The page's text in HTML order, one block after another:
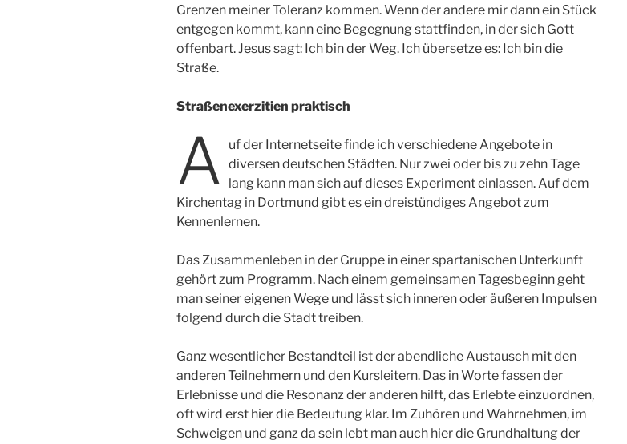
Grenzen meiner Toleranz kommen. Wenn der andere mir dann ein Stück
entgegen kommt, kann eine Begegnung stattfinden, in der sich Gott
offenbart. Jesus sagt: Ich bin der Weg. Ich übersetze es: Ich bin die
Straße.
Straßenexerzitien praktisch
A
uf der Internetseite finde ich verschiedene Angebote in
diversen deutschen Städten. Nur zwei oder bis zu zehn Tage
lang kann man sich auf dieses Experiment einlassen. Auf dem
Kirchentag in Dortmund gibt es ein dreistündiges Angebot zum
Kennenlernen.
Das Zusammenleben in der Gruppe in einer spartanischen Unterkunft
gehört zum Programm. Nach einem gemeinsamen Tagesbeginn geht
man seiner eigenen Wege und lässt sich inneren oder äußeren Impulsen
folgend durch die Stadt treiben.
Ganz wesentlicher Bestandteil ist der abendliche Austausch mit den
anderen Teilnehmern und den Kursleitern. Das in Worte fassen der
Erlebnisse und die Resonanz der anderen hilft, das Erlebte einzuordnen,
oft wird erst hier die Bedeutung klar. Im Zuhören und Wahrnehmen, im
Schweigen und ganz da sein lebt man auch hier die Grundhaltung der